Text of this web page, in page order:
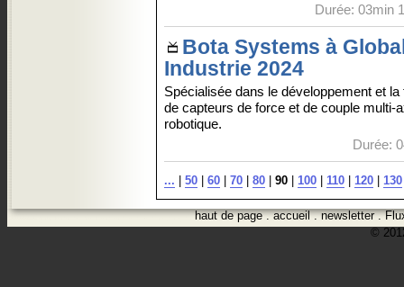
Durée: 03min
Bota Systems à
Industrie 2024
Spécialisée dans le développement et la
de capteurs de force et de couple multi-
robotique.
Durée:
... | 50 | 60 | 70 | 80 | 90 | 100 | 110 | 120 | 130
haut de page.accueil.newsletter.
©